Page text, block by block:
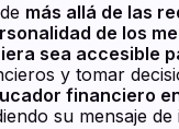
más allá de las
de los
sea accesible
y tomar
financiero
su mensaje